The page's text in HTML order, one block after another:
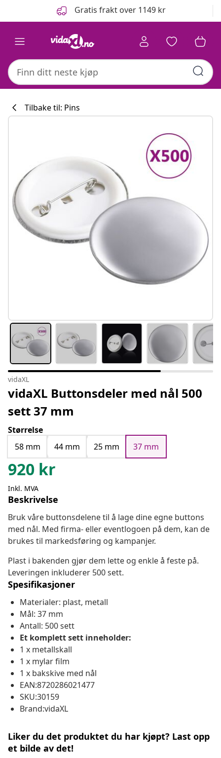
Gratis frakt over 1149 kr
Tilbake til: Pins
vidaXL
vidaXL Buttonsdeler med nål 500
sett 37 mm
Størrelse
58 mm
44 mm 25 mm 37 mm
920 kr
Inkl. MVA
Beskrivelse
Bruk våre buttonsdelene til å lage dine egne buttons
med nål. Med firma- eller eventlogoen på dem, kan de
brukes til markedsføring og kampanjer.
Plast i bakenden gjør dem lette og enkle å feste på.
Leveringen inkluderer 500 sett.
Spesifikasjoner
Materialer: plast, metall
Mål: 37 mm
Antall: 500 sett
Et komplett sett inneholder:
1 x metallskall
1 x mylar film
1 x bakskive med nål
EAN:8720286021477
SKU:30159
Brand:vidaXL
Liker du det produktet du har kjøpt? Last opp
et bilde av det!